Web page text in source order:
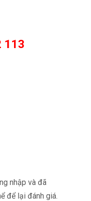
113
nhập và đã
để lại đánh giá.